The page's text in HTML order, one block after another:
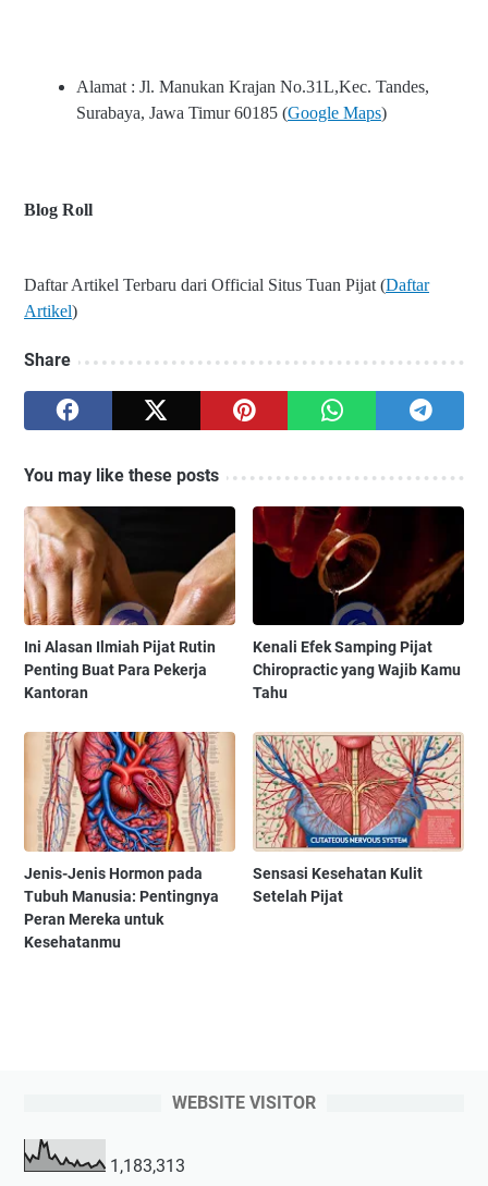
Alamat : Jl. Manukan Krajan No.31L,Kec. Tandes,
Surabaya, Jawa Timur 60185 (Google Maps)
Blog Roll
Daftar Artikel Terbaru dari Official Situs Tuan Pijat (Daftar
Artikel)
Share
You may like these posts
Ini Alasan Ilmiah Pijat Rutin
Penting Buat Para Pekerja
Kantoran
Kenali Efek Samping Pijat
Chiropractic yang Wajib Kamu
Tahu
Jenis-Jenis Hormon pada
Tubuh Manusia: Pentingnya
Peran Mereka untuk
Kesehatanmu
Sensasi Kesehatan Kulit
Setelah Pijat
WEBSITE VISITOR
1,183,313